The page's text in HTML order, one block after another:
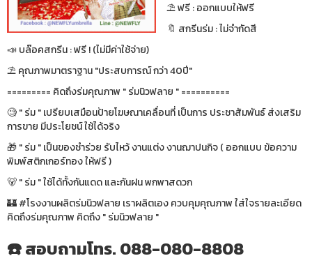
⛱ ฟรี : ออกแบบให้ฟรี
🔖 สกรีนร่ม : ไม่จำกัดสี
📣 บล๊อคสกรีน : ฟรี ! (ไม่มีค่าใช้จ่าย)
⛱ คุณภาพมาตราฐาน "ประสบการณ์ กว่า 40ปี"
========= คิดถึงร่มคุณภาพ " ร่มนิวฟลาย " ==========
🧐 " ร่ม " เปรียบเสมือนป้ายโฆษณาเคลื่อนที่ เป็นการ ประชาสัมพันธ์ ส่งเสริม
การขาย มีประโยชน์ ใช้ได้จริง
🎁 " ร่ม " เป็นของชำร่วย รับไหว้ งานแต่ง งานฌาปนกิจ ( ออกแบบ ข้อความ
พิมพ์สติกเกอร์ทอง ให้ฟรี )
🐻 " ร่ม " ใช้ได้ทั้งกันแดด และกันฝน พกพาสดวก
🏰 #โรงงานผลิตร่มนิวฟลาย เราผลิตเอง ควบคุมคุณภาพ ใส่ใจรายละเอียด
คิดถึงร่มคุณภาพ คิดถึง " ร่มนิวฟลาย "
☎️ สอบถามโทร. 088-080-8808